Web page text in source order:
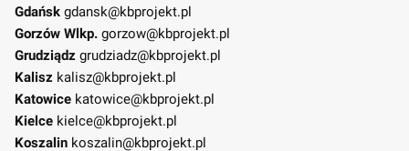
Gdańsk gdansk@kbprojekt.pl
Gorzów Wlkp. gorzow@kbprojekt.pl
Grudziądz grudziadz@kbprojekt.pl
Kalisz kalisz@kbprojekt.pl
Katowice katowice@kbprojekt.pl
Kielce kielce@kbprojekt.pl
Koszalin koszalin@kbprojekt.pl